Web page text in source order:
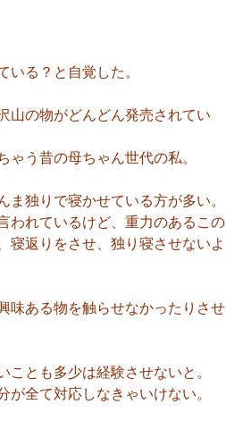
る？と自覚した。
山の物がどんどん発売されてい
う昔の母ちゃん世代の私。
独りで寝かせている方が多い。
われているけど、重力のあるこの
寝返りをさせ、独り寝させないよ
味ある物を触らせなかったりさせ
とも多少は経験させないと。
全て対応しなきゃいけない。